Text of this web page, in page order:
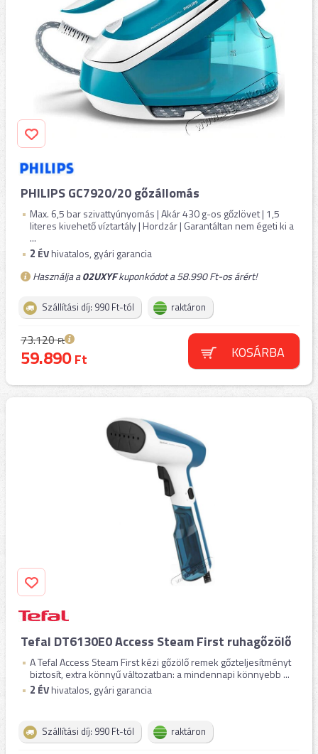
PHILIPS GC7920/20 gőzállomás
Max. 6,5 bar szivattyúnyomás | Akár 430 g-os gőzlövet | 1,5
literes kivehető víztartály | Hordzár | Garantáltan nem égeti ki a
...
2 ÉVhivatalos, gyári garancia
Használja a02UXYFkuponkódot a 58.990 Ft-os árért!
Szállítási díj: 990 Ft-tól raktáron
73.120Ft
59.890Ft KOSÁRBA
Tefal DT6130E0 Access Steam First ruhagőzölő
A Tefal Access Steam First kézi gőzölő remek gőzteljesítményt
biztosít, extra könnyű változatban: a mindennapi könnyebb ...
2 ÉVhivatalos, gyári garancia
Szállítási díj: 990 Ft-tól raktáron